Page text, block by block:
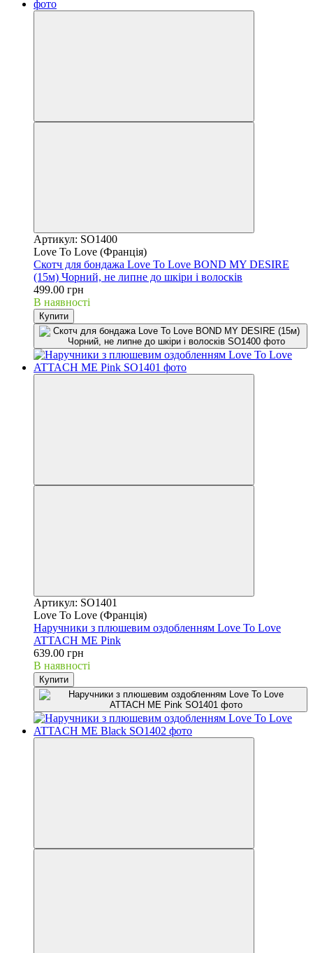
Артикул: SO1400
Love To Love (Франція)
Скотч для бондажа Love To Love BOND MY DESIRE
(15м) Чорний, не липне до шкіри і волосків
499.00 грн
В наявності
Купити
Артикул: SO1401
Love To Love (Франція)
Наручники з плюшевим оздобленням Love To Love
ATTACH ME Pink
639.00 грн
В наявності
Купити